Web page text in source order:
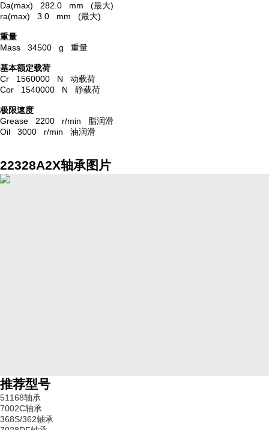
Da(max) 282.0 mm (最大)
ra(max) 3.0 mm (最大)
重量
Mass 34500 g 重量
基本额定载荷
Cr 1560000 N 动载荷
Cor 1540000 N 静载荷
极限速度
Grease 2200 r/min 脂润滑
Oil 3000 r/min 油润滑
22328A2X轴承图片
推荐型号
51168轴承
7002C轴承
368S/362轴承